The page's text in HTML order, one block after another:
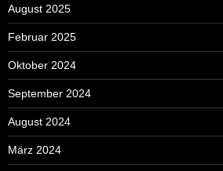
August 2025
Februar 2025
Oktober 2024
September 2024
August 2024
März 2024